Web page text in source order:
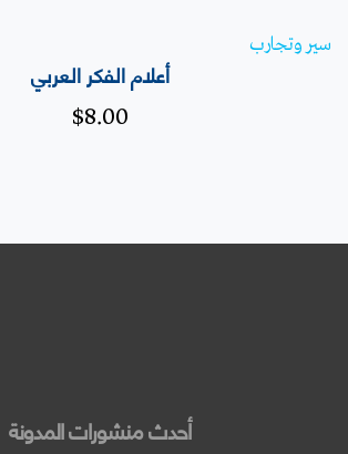
سير وتجارب
أعلام الفكر العربي
$8.00
أحدث منشورات المدونة